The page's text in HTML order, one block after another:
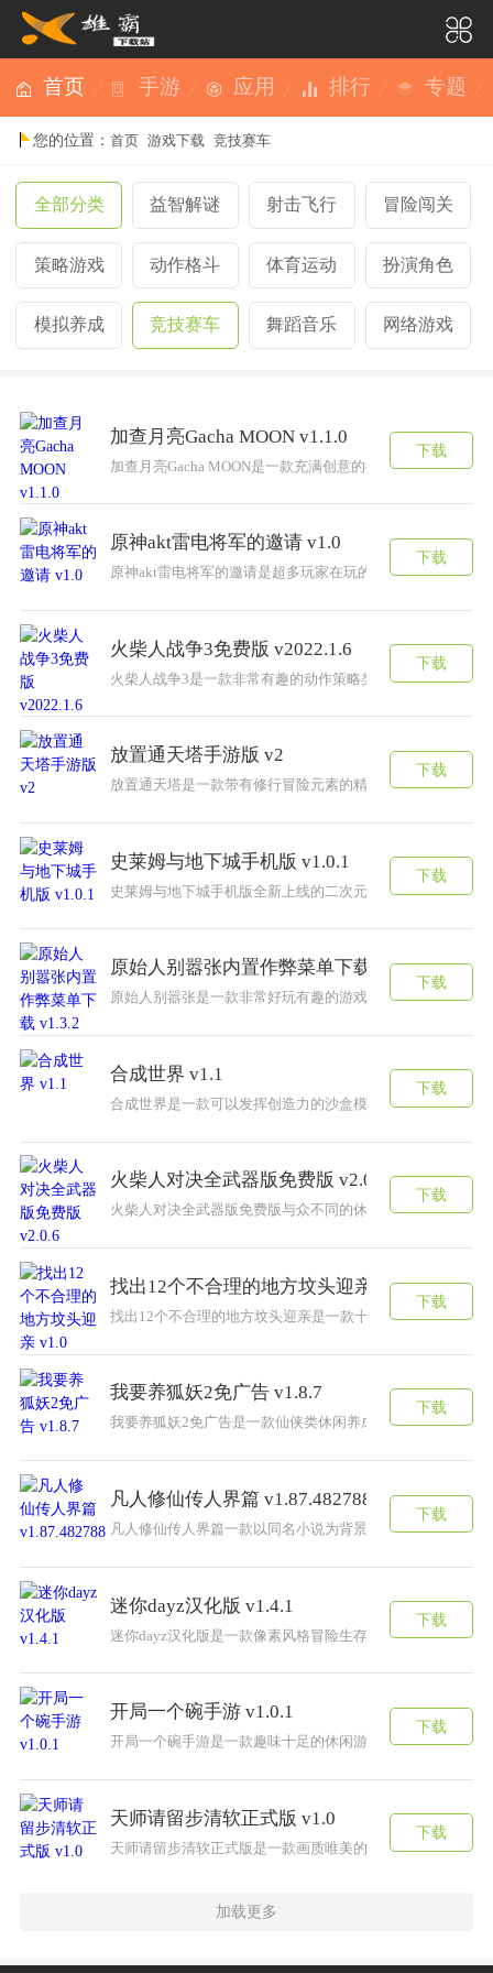
首页 手游 应用 排行 专题
您的位置：首页 游戏下载 竞技赛车
全部分类 益智解谜 射击飞行 冒险闯关
策略游戏 动作格斗 体育运动 扮演角色
模拟养成 竞技赛车 舞蹈音乐 网络游戏
加查月亮Gacha MOON v1.1.0
加查月亮Gacha MOON是一款充满创意的换装游戏，玩家
下载
原神akt雷电将军的邀请 v1.0
原神akt雷电将军的邀请是超多玩家在玩的最新创美趣味的
下载
火柴人战争3免费版 v2022.1.6
火柴人战争3是一款非常有趣的动作策略类游戏，游戏中拥
下载
放置通天塔手游版 v2
放置通天塔是一款带有修行冒险元素的精彩游戏。在舒适
下载
史莱姆与地下城手机版 v1.0.1
史莱姆与地下城手机版全新上线的二次元卡牌手游，非常
下载
原始人别嚣张内置作弊菜单下载 v1.3.2
原始人别嚣张是一款非常好玩有趣的游戏，玩家需要在游
下载
合成世界 v1.1
合成世界是一款可以发挥创造力的沙盒模拟游戏，这款合
下载
火柴人对决全武器版免费版 v2.0.6
火柴人对决全武器版免费版与众不同的休闲游戏，以火柴
下载
找出12个不合理的地方坟头迎亲 v1.0
找出12个不合理的地方坟头迎亲是一款十分有趣的休闲益
下载
我要养狐妖2免广告 v1.8.7
我要养狐妖2免广告是一款仙侠类休闲养成游戏。过去的玄
下载
凡人修仙传人界篇 v1.87.482788
凡人修仙传人界篇一款以同名小说为背景的RPG游戏，玩
下载
迷你dayz汉化版 v1.4.1
迷你dayz汉化版是一款像素风格冒险生存游戏。这款游戏
下载
开局一个碗手游 v1.0.1
开局一个碗手游是一款趣味十足的休闲游戏，游戏里面拥
下载
天师请留步清软正式版 v1.0
天师请留步清软正式版是一款画质唯美的古风游戏在，这
下载
加载更多